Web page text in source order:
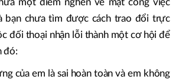
một điểm nghẽn về mặt công việc
bạn chưa tìm được cách trao đổi trực
đối thoại nhận lỗi thành một cơ hội để
đó:
của em là sai hoàn toàn và em không